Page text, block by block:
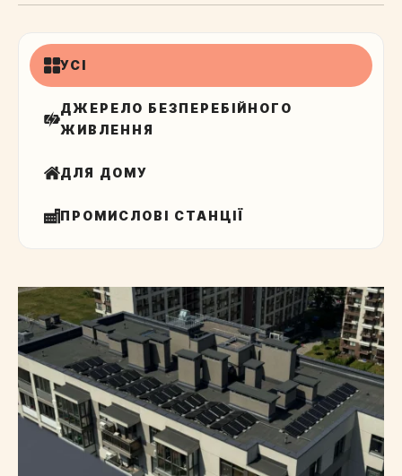
УСІ
ДЖЕРЕЛО БЕЗПЕРЕБІЙНОГО
ЖИВЛЕННЯ
ДЛЯ ДОМУ
ПРОМИСЛОВІ СТАНЦІЇ